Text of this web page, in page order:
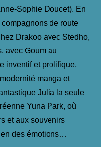
Sophie Doucet). En
de route
Drakoo avec Stedho,
avec Goum au
inventif et prolifique,
manga et
Julia la seule
Yuna Park, où
et aux souvenirs
des émotions…